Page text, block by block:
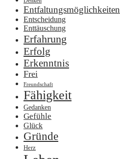
Entfaltungsmöglichkeiten
Entscheidung
Enttäuschung
Erfahrung
Erfolg
Erkenntnis
Frei
Freundschaft
Fähigkeit
Gedanken
Gefühle
Glück
Gründe
Herz